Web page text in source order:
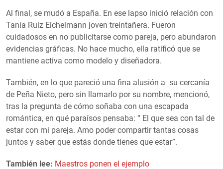
Al final, se mudó a España. En ese lapso inició relación con
Tania Ruiz Eichelmann joven treintañera. Fueron
cuidadosos en no publicitarse como pareja, pero abundaron
evidencias gráficas. No hace mucho, ella ratificó que se
mantiene activa como modelo y diseñadora.
También, en lo que pareció una fina alusión a su cercanía
de Peña Nieto, pero sin llamarlo por su nombre, mencionó,
tras la pregunta de cómo soñaba con una escapada
romántica, en qué paraísos pensaba: “ El que sea con tal de
estar con mi pareja. Amo poder compartir tantas cosas
juntos y saber que estás donde tienes que estar”.
También lee: Maestros ponen el ejemplo